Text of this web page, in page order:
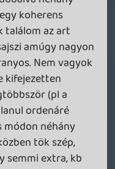
fizikai
és
veszi